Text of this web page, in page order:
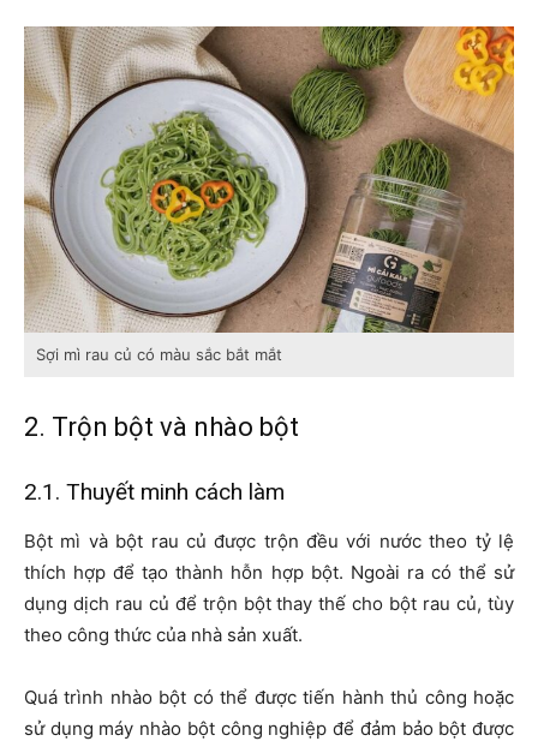
Sợi mì rau củ có màu sắc bắt mắt
2. Trộn bột và nhào bột
2.1. Thuyết minh cách làm
Bột mì và bột rau củ được trộn đều với nước theo tỷ lệ
thích hợp để tạo thành hỗn hợp bột. Ngoài ra có thể sử
dụng dịch rau củ để trộn bột thay thế cho bột rau củ, tùy
theo công thức của nhà sản xuất.
Quá trình nhào bột có thể được tiến hành thủ công hoặc
sử dụng máy nhào bột công nghiệp để đảm bảo bột được